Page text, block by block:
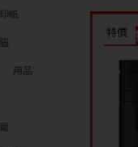
紙
用品
特價